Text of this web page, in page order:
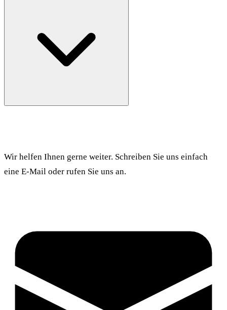
Wir helfen Ihnen gerne weiter. Schreiben Sie uns einfach
eine E-Mail oder rufen Sie uns an.